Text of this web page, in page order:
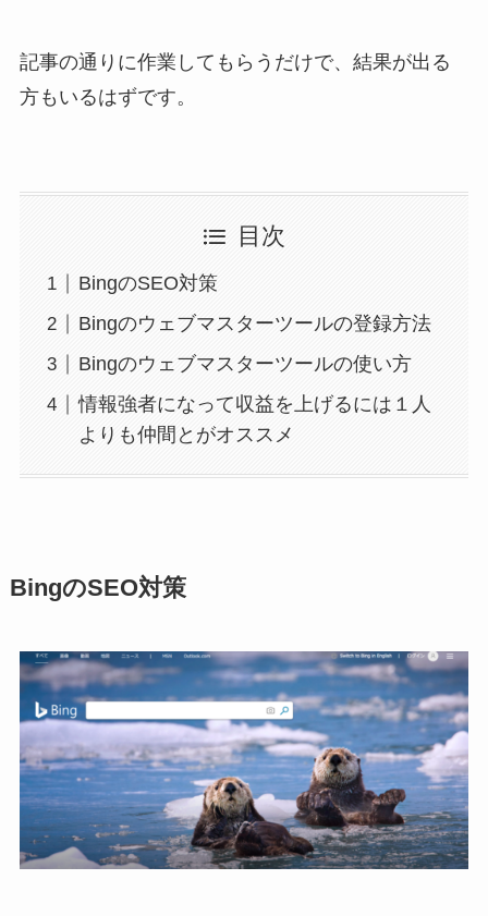
記事の通りに作業してもらうだけで、結果が出る
方もいるはずです。
目次
BingのSEO対策
Bingのウェブマスターツールの登録方法
Bingのウェブマスターツールの使い方
情報強者になって収益を上げるには１人
よりも仲間とがオススメ
BingのSEO対策